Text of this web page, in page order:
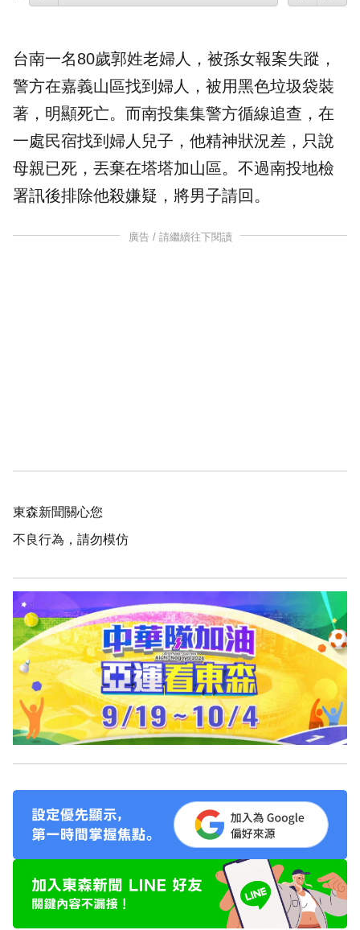
台南一名80歲郭姓老婦人，被孫女報案失蹤 ，
警方在嘉義山區找到婦人，被用黑色垃圾袋裝
著，明顯死亡。而南投集集警方循線追查，在
一處民宿找到婦人 兒子 ，他精神狀況差，只說
母親已死，丟棄在塔塔加山區。不過南投地檢
署訊後排除他殺嫌疑，將男子請回。
廣告 / 請繼續往下閱讀
東森新聞關心您
不良行為，請勿模仿